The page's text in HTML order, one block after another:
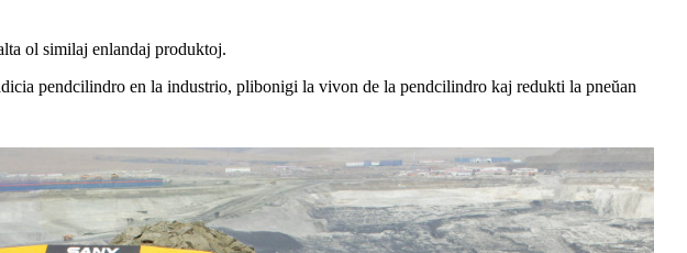
ol similaj enlandaj produktoj.
pendcilindro en la industrio, plibonigi la vivon de la pendcilindro kaj redukti la pneŭan